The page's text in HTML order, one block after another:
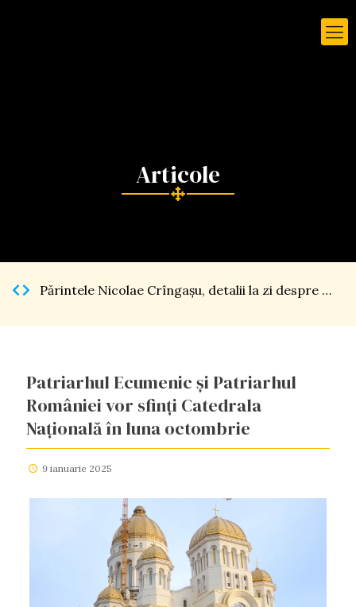
Părintele Nicolae Crîngaşu, detalii la zi despre Catedrala Naţională […]
Patriarhul Ecumenic și Patriarhul
României vor sfinți Catedrala
Națională în luna octombrie
9 ianuarie 2025